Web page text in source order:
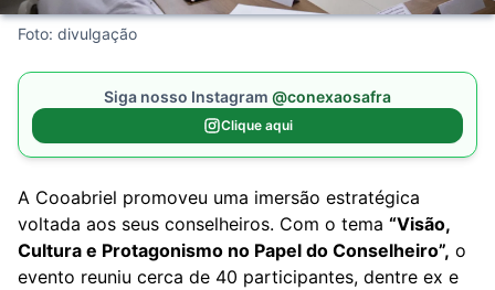
Foto: divulgação
Siga nosso Instagram @conexaosafra
Clique aqui
A Cooabriel promoveu uma imersão estratégica
voltada aos seus conselheiros. Com o tema “Visão,
Cultura e Protagonismo no Papel do Conselheiro”, o
evento reuniu cerca de 40 participantes, dentre ex e